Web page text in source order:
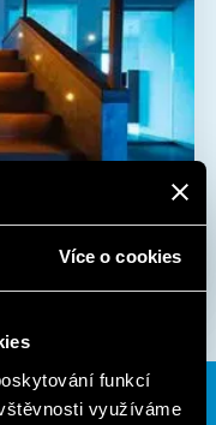
Více o cookies
funkcí
využíváme